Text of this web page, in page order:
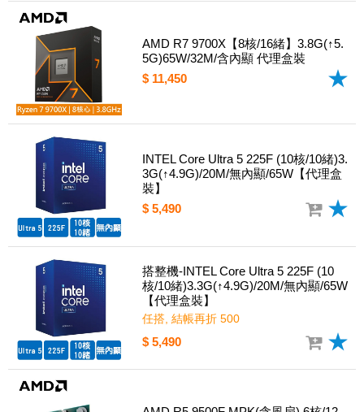
AMD R7 9700X【8核/16緒】3.8G(↑5.
5G)65W/32M/含內顯 代理盒裝
$ 11,450
INTEL Core Ultra 5 225F (10核/10緒)3.
3G(↑4.9G)/20M/無內顯/65W【代理盒
裝】
$ 5,490
搭整機-INTEL Core Ultra 5 225F (10
核/10緒)3.3G(↑4.9G)/20M/無內顯/65W
【代理盒裝】
任搭, 結帳再折 500
$ 5,490